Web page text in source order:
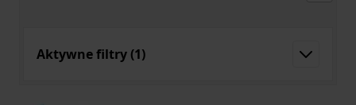
Aktywne filtry (1)